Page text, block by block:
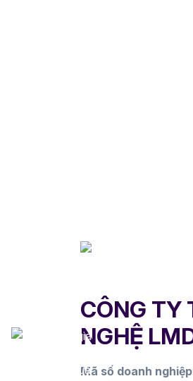
CÔNG TY
NGHỆ
Mã số doanh